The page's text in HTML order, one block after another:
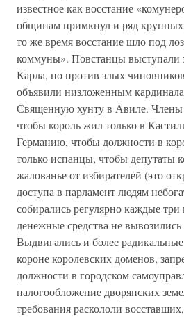
известное как восстание
общинам примкнул и ряд
то же время восстание шло под
коммуны». Повстанцы выступали
Карла, но против злых
объявили низложенным
Священную хунту в Авиле. Члены
чтобы король жил только в
Германию, чтобы должности в
только испанцы, чтобы депутаты
жалованье от избирателей (это
доступа в парламент людям
собирались регулярно каждые
денежные средства не
Выдвигались и более
короне королевских доменов,
должности в городском
налогообложение дворянских
требования раскололи